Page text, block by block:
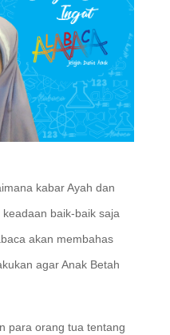
kabar Ayah dan
baik-baik saja
akan membahas
agar Anak Betah
para orang tua tentang